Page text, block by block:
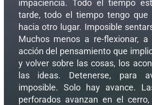
impaciencia. Todo el tiempo
tarde, todo el tiempo tengo que
hacia otro lugar. Imposible
Muchos menos a re-flexionar, a
acción del pensamiento que
y volver sobre las cosas, los
las ideas. Detenerse, para
imposible. Solo hay avance.
perforados avanzan en el